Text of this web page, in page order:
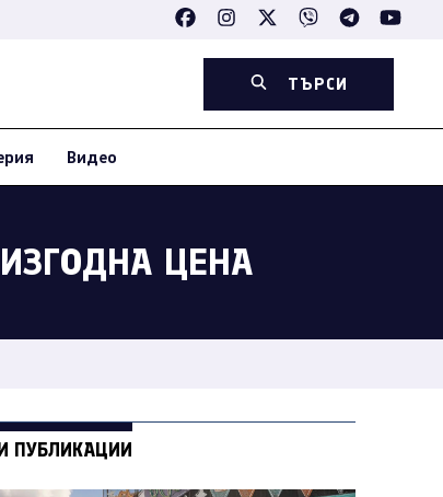
ТЪРСИ
Видео
ЦЕНА
ПУБЛИКАЦИИ